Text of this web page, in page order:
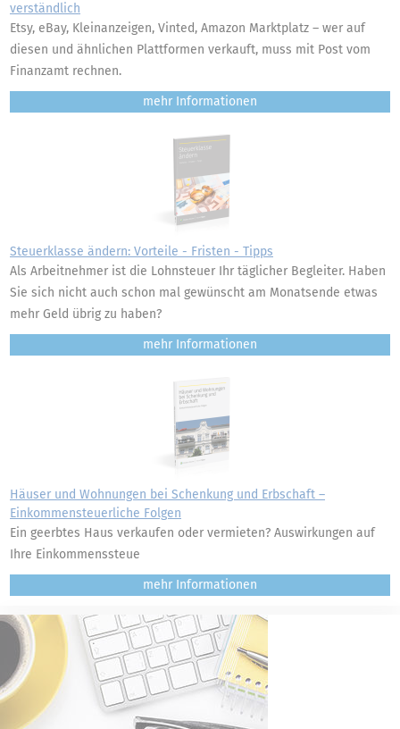
verständlich
Etsy, eBay, Kleinanzeigen, Vinted, Amazon Marktplatz – wer auf
diesen und ähnlichen Plattformen verkauft, muss mit Post vom
Finanzamt rechnen.
mehr
Steuerklasse ändern: Vorteile - Fristen - Tipps
Als Arbeitnehmer ist die Lohnsteuer Ihr täglicher Begleiter. Haben
Sie sich nicht auch schon mal gewünscht am Monatsende etwas
mehr Geld übrig zu haben?
mehr
Häuser und Wohnungen bei Schenkung und Erbschaft –
Einkommensteuerliche Folgen
Ein geerbtes Haus verkaufen oder vermieten? Auswirkungen auf
Ihre Einkommenssteue
mehr